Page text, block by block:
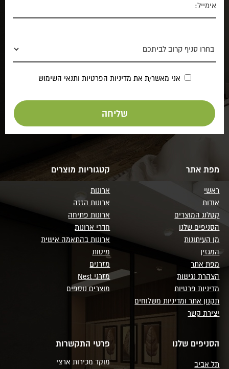
אני מאשר/ת את מדיניות הפרטיות ותנאי השימוש
מפת אתר
ראשי
אודות
קטלוג המוצרים
הסניפים שלנו
מן העיתונות
המגזין
מפת אתר
הצהרת נגישות
מדיניות פרטיות
תקנון אתר ומדיניות משלוחים
יצירת קשר
קטגוריות מוצרים
ארונות
ארונות הזזה
ארונות פתיחה
חדרי ארונות
ארונות בהתאמה אישית
מיטות
מזרנים
מזרני Nest
מוצרים נוספים
הסניפים שלנו
תל אביב
פרטי התקשרות
מוקד מכירות ארצי